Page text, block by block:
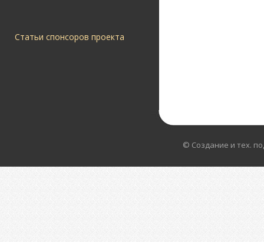
Статьи спонсоров проекта
© Создание и тех.